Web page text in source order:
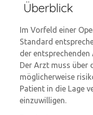
Überblick
Im Vorfeld einer
Standard
der
Der Arzt muss über
möglicherweise
Patient in die Lage
einzuwilligen.